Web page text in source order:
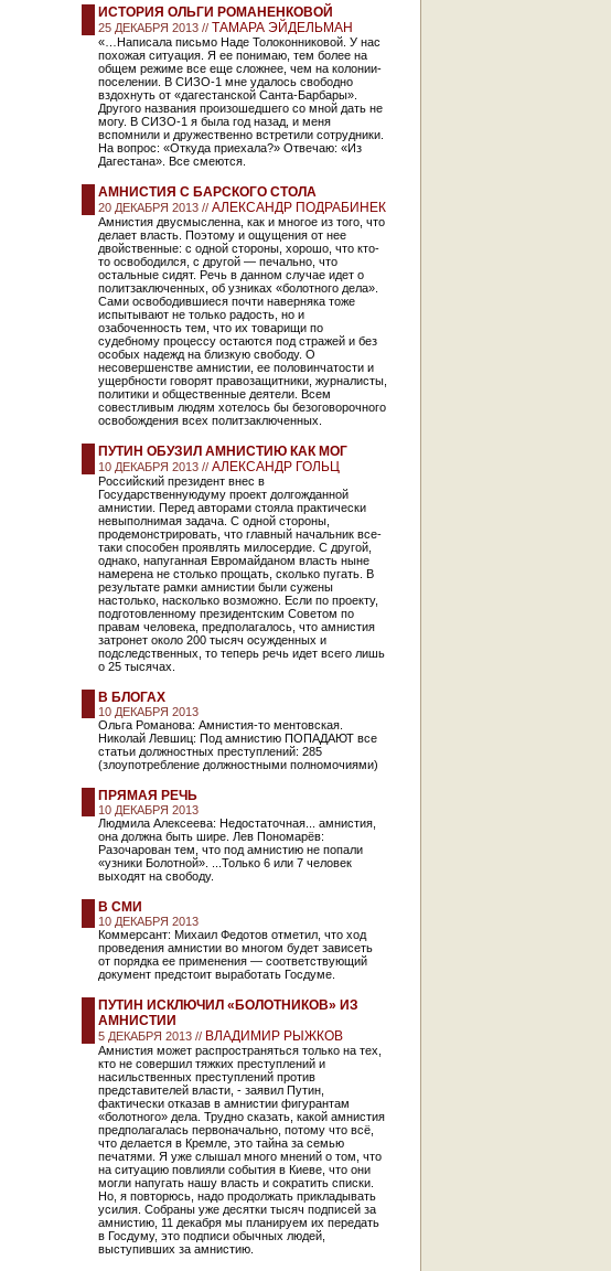
ИСТОРИЯ ОЛЬГИ РОМАНЕНКОВОЙ
25 ДЕКАБРЯ 2013 // ТАМАРА ЭЙДЕЛЬМАН
«…Написала письмо Наде Толоконниковой. У нас
похожая ситуация. Я ее понимаю, тем более на
общем режиме все еще сложнее, чем на колонии-
поселении. В СИЗО-1 мне удалось свободно
вздохнуть от «дагестанской Санта-Барбары».
Другого названия произошедшего со мной дать не
могу. В СИЗО-1 я была год назад, и меня
вспомнили и дружественно встретили сотрудники.
На вопрос: «Откуда приехала?» Отвечаю: «Из
Дагестана». Все смеются.
АМНИСТИЯ С БАРСКОГО СТОЛА
20 ДЕКАБРЯ 2013 // АЛЕКСАНДР ПОДРАБИНЕК
Амнистия двусмысленна, как и многое из того, что
делает власть. Поэтому и ощущения от нее
двойственные: с одной стороны, хорошо, что кто-
то освободился, с другой — печально, что
остальные сидят. Речь в данном случае идет о
политзаключенных, об узниках «болотного дела».
Сами освободившиеся почти наверняка тоже
испытывают не только радость, но и
озабоченность тем, что их товарищи по
судебному процессу остаются под стражей и без
особых надежд на близкую свободу. О
несовершенстве амнистии, ее половинчатости и
ущербности говорят правозащитники, журналисты,
политики и общественные деятели. Всем
совестливым людям хотелось бы безоговорочного
освобождения всех политзаключенных.
ПУТИН ОБУЗИЛ АМНИСТИЮ КАК МОГ
10 ДЕКАБРЯ 2013 // АЛЕКСАНДР ГОЛЬЦ
Российский президент внес в
Государственнуюдуму проект долгожданной
амнистии. Перед авторами стояла практически
невыполнимая задача. С одной стороны,
продемонстрировать, что главный начальник все-
таки способен проявлять милосердие. С другой,
однако, напуганная Евромайданом власть ныне
намерена не столько прощать, сколько пугать. В
результате рамки амнистии были сужены
настолько, насколько возможно. Если по проекту,
подготовленному президентским Советом по
правам человека, предполагалось, что амнистия
затронет около 200 тысяч осужденных и
подследственных, то теперь речь идет всего лишь
о 25 тысячах.
В БЛОГАХ
10 ДЕКАБРЯ 2013
Ольга Романова: Амнистия-то ментовская.
Николай Левшиц: Под амнистию ПОПАДАЮТ все
статьи должностных преступлений: 285
(злоупотребление должностными полномочиями)
ПРЯМАЯ РЕЧЬ
10 ДЕКАБРЯ 2013
Людмила Алексеева: Недостаточная... амнистия,
она должна быть шире. Лев Пономарёв:
Разочарован тем, что под амнистию не попали
«узники Болотной». ...Только 6 или 7 человек
выходят на свободу.
В СМИ
10 ДЕКАБРЯ 2013
Коммерсант: Михаил Федотов отметил, что ход
проведения амнистии во многом будет зависеть
от порядка ее применения — соответствующий
документ предстоит выработать Госдуме.
ПУТИН ИСКЛЮЧИЛ «БОЛОТНИКОВ» ИЗ
АМНИСТИИ
5 ДЕКАБРЯ 2013 // ВЛАДИМИР РЫЖКОВ
Амнистия может распространяться только на тех,
кто не совершил тяжких преступлений и
насильственных преступлений против
представителей власти, - заявил Путин,
фактически отказав в амнистии фигурантам
«болотного» дела. Трудно сказать, какой амнистия
предполагалась первоначально, потому что всё,
что делается в Кремле, это тайна за семью
печатями. Я уже слышал много мнений о том, что
на ситуацию повлияли события в Киеве, что они
могли напугать нашу власть и сократить списки.
Но, я повторюсь, надо продолжать прикладывать
усилия. Собраны уже десятки тысяч подписей за
амнистию, 11 декабря мы планируем их передать
в Госдуму, это подписи обычных людей,
выступивших за амнистию.